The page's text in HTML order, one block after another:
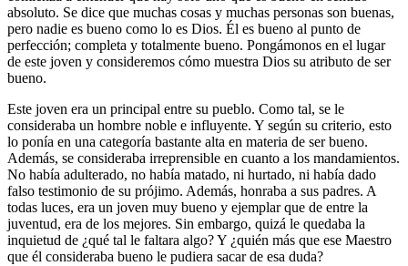
absoluto. Se dice que muchas cosas y muchas personas son buenas,
pero nadie es bueno como lo es Dios. Él es bueno al punto de
perfección; completa y totalmente bueno. Pongámonos en el lugar
de este joven y consideremos cómo muestra Dios su atributo de ser
bueno.
Este joven era un principal entre su pueblo. Como tal, se le
consideraba un hombre noble e influyente. Y según su criterio, esto
lo ponía en una categoría bastante alta en materia de ser bueno.
Además, se consideraba irreprensible en cuanto a los mandamientos.
No había adulterado, no había matado, ni hurtado, ni había dado
falso testimonio de su prójimo. Además, honraba a sus padres. A
todas luces, era un joven muy bueno y ejemplar que de entre la
juventud, era de los mejores. Sin embargo, quizá le quedaba la
inquietud de ¿qué tal le faltara algo? Y ¿quién más que ese Maestro
que él consideraba bueno le pudiera sacar de esa duda?